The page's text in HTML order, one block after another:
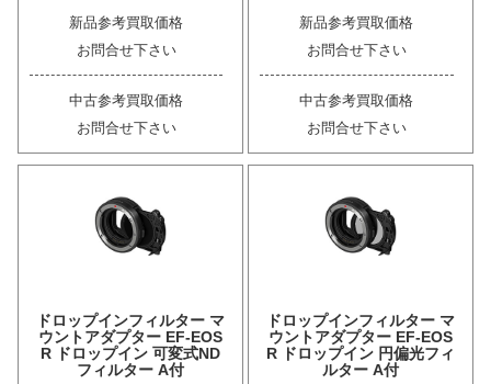
新品参考買取価格
お問合せ下さい
中古参考買取価格
お問合せ下さい
新品参考買取価格
お問合せ下さい
中古参考買取価格
お問合せ下さい
ドロップインフィルター マ
ウントアダプター EF-EOS
R ドロップイン 可変式ND
フィルター A付
ドロップインフィルター マ
ウントアダプター EF-EOS
R ドロップイン 円偏光フィ
ルター A付